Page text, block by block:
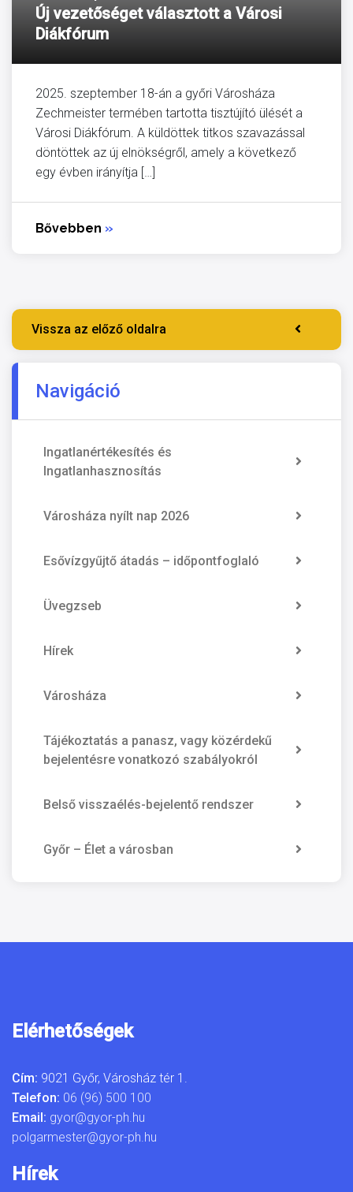
Új vezetőséget választott a Városi
Diákfórum
2025. szeptember 18-án a győri Városháza
Zechmeister termében tartotta tisztújító ülését a
Városi Diákfórum. A küldöttek titkos szavazással
döntöttek az új elnökségről, amely a következő
egy évben irányítja […]
Bővebben »
Vissza az előző oldalra
Navigáció
Ingatlanértékesítés és
Ingatlanhasznosítás
Városháza nyílt nap 2026
Esővízgyűjtő átadás – időpontfoglaló
Üvegzseb
Hírek
Városháza
Tájékoztatás a panasz, vagy közérdekű
bejelentésre vonatkozó szabályokról
Belső visszaélés-bejelentő rendszer
Győr – Élet a városban
Elérhetőségek
Cím: 9021 Győr, Városház tér 1.
Telefon: 06 (96) 500 100
Email: gyor@gyor-ph.hu
polgarmester@gyor-ph.hu
Hírek